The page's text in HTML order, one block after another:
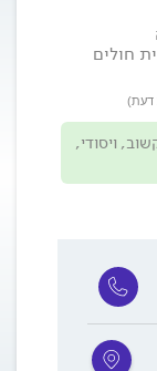
חולים
ויסודי,